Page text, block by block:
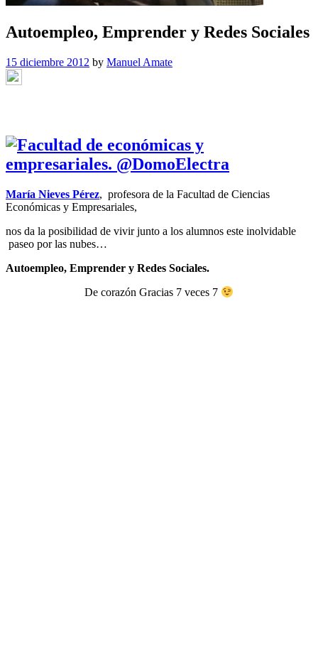
Autoempleo, Emprender y Redes Sociales
15 diciembre 2012 by Manuel Amate
María Nieves Pérez, profesora de la Facultad de Ciencias
Económicas y Empresariales,
nos da la posibilidad de vivir junto a los alumnos este inolvidable
paseo por las nubes…
Autoempleo, Emprender y Redes Sociales.
De corazón Gracias 7 veces 7